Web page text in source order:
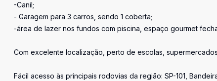
-Canil;
- Garagem para 3 carros, sendo 1 coberta;
-área de lazer nos fundos com piscina, espaço gourmet
Com excelente localização, perto de escolas,
Fácil acesso às principais rodovias da região: SP-101,